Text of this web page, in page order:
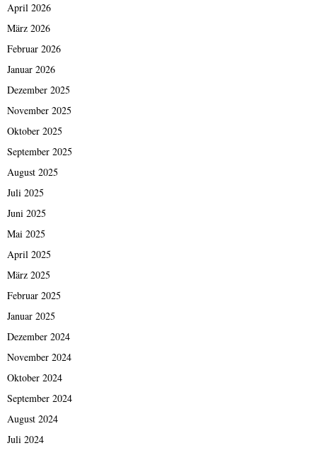
April 2026
März 2026
Februar 2026
Januar 2026
Dezember 2025
November 2025
Oktober 2025
September 2025
August 2025
Juli 2025
Juni 2025
Mai 2025
April 2025
März 2025
Februar 2025
Januar 2025
Dezember 2024
November 2024
Oktober 2024
September 2024
August 2024
Juli 2024